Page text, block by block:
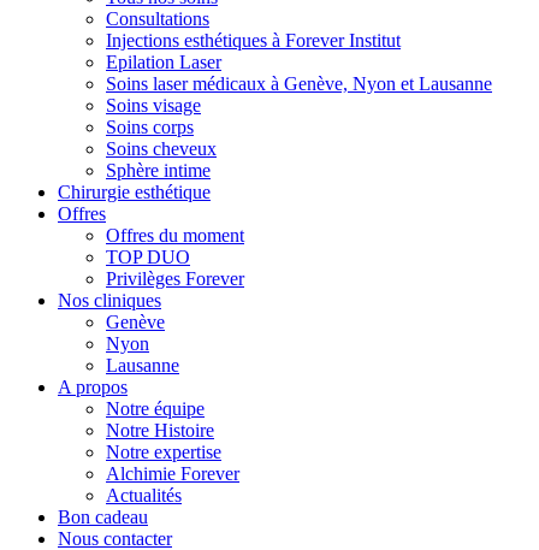
Consultations
Injections esthétiques à Forever Institut
Epilation Laser
Soins laser médicaux à Genève, Nyon et Lausanne
Soins visage
Soins corps
Soins cheveux
Sphère intime
Chirurgie esthétique
Offres
Offres du moment
TOP DUO
Privilèges Forever
Nos cliniques
Genève
Nyon
Lausanne
A propos
Notre équipe
Notre Histoire
Notre expertise
Alchimie Forever
Actualités
Bon cadeau
Nous contacter